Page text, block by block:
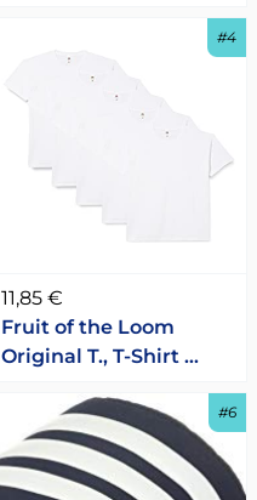
#4
11,85 €
Fruit of the Loom
Original T., T-Shirt …
#6